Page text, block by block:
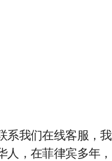
系我们在线客服，我
，在菲律宾多年，